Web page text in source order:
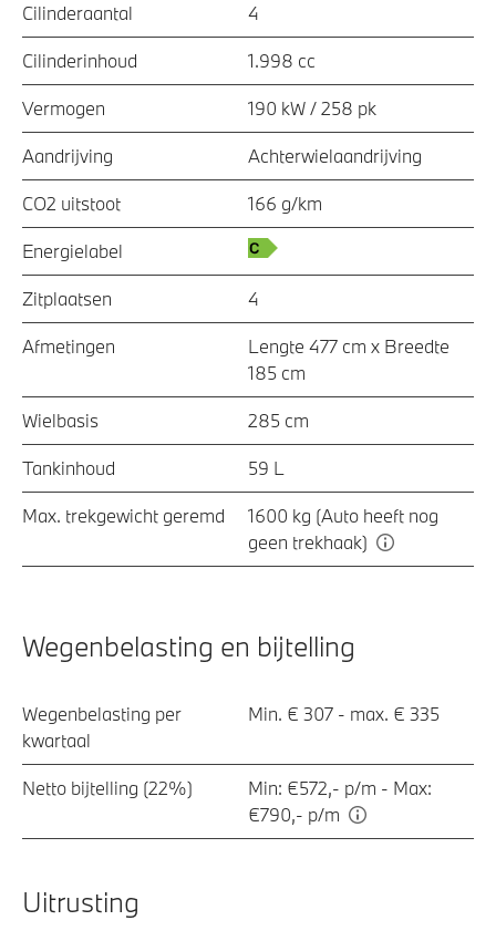
Cilinderaantal 4
Cilinderinhoud 1.998 cc
Vermogen 190 kW / 258 pk
Aandrijving Achterwielaandrijving
CO2 uitstoot 166 g/km
Energielabel
Zitplaatsen 4
Afmetingen
Lengte 477 cm x Breedte
185 cm
Wielbasis 285 cm
Tankinhoud 59 L
Max. trekgewicht geremd
1600 kg (Auto heeft nog
geen trekhaak)
Wegenbelasting en bijtelling
Wegenbelasting per
kwartaal
Min. € 307 - max. € 335
Netto bijtelling (22%)
Min: €572,- p/m - Max:
€790,- p/m
Uitrusting